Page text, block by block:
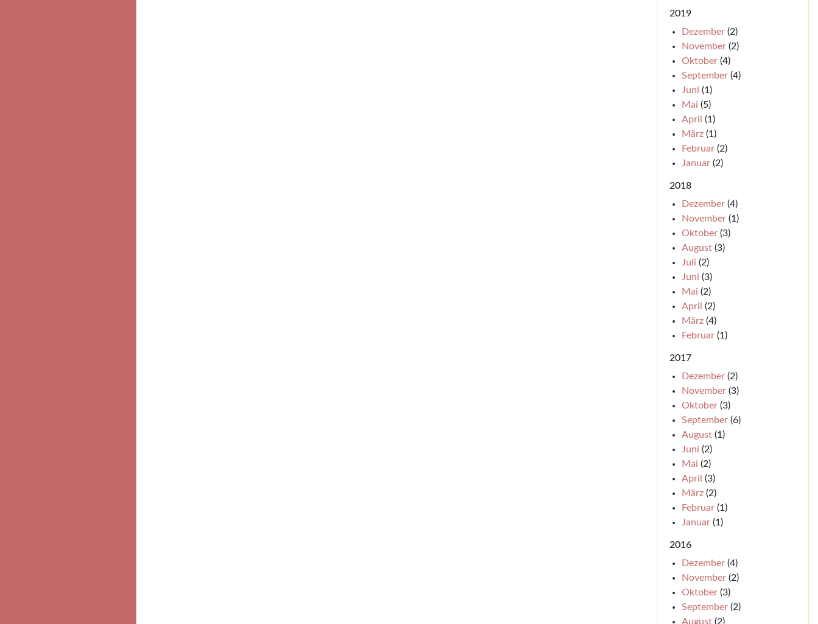
2019
Dezember(2)
November(2)
Oktober(4)
September(4)
Juni (1)
Mai (5)
April (1)
März(1)
Februar(2)
Januar(2)
2018
Dezember(4)
November(1)
Oktober(3)
August(3)
Juli (2)
Juni (3)
Mai (2)
April (2)
März(4)
Februar(1)
2017
Dezember(2)
November(3)
Oktober(3)
September(6)
August(1)
Juni (2)
Mai (2)
April (3)
März(2)
Februar(1)
Januar(1)
2016
Dezember(4)
November(2)
Oktober(3)
September(2)
August(2)